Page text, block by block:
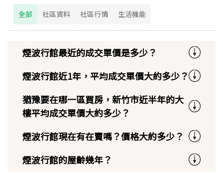
全部 社區資料 社區行情 生活機能
煙波行館最近的成交單價是多少？
煙波行館近1年，平均成交單價大約多少？
猶豫要在哪一區買房，新竹市近半年的大
樓平均成交單價大約多少？
煙波行館現在有在賣嗎？價格大約多少？
煙波行館的屋齡幾年？